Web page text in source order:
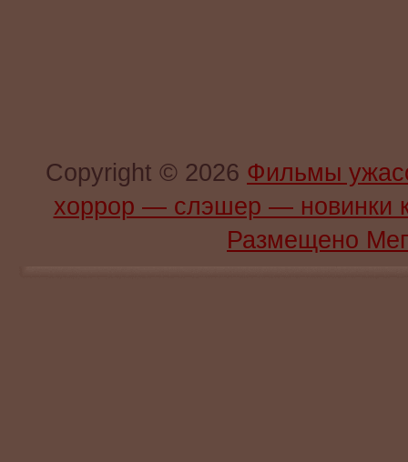
Copyright © 2026 Фильмы
хоррор — слэшер —
Размещено